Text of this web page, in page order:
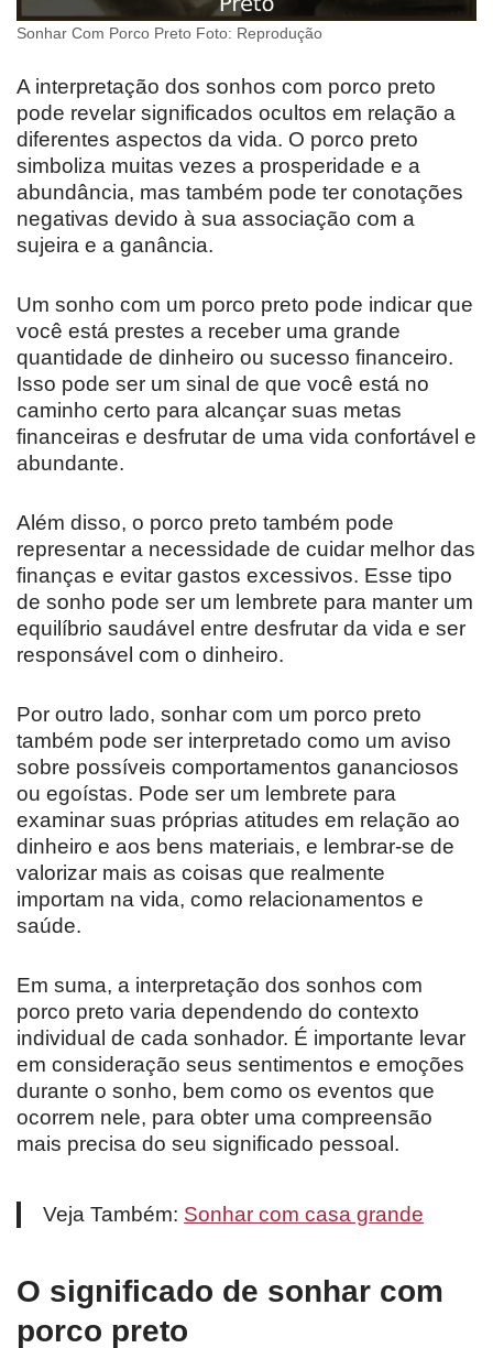
Sonhar Com Porco Preto Foto: Reprodução
A interpretação dos sonhos com porco preto
pode revelar significados ocultos em relação a
diferentes aspectos da vida. O porco preto
simboliza muitas vezes a prosperidade e a
abundância, mas também pode ter conotações
negativas devido à sua associação com a
sujeira e a ganância.
Um sonho com um porco preto pode indicar que
você está prestes a receber uma grande
quantidade de dinheiro ou sucesso financeiro.
Isso pode ser um sinal de que você está no
caminho certo para alcançar suas metas
financeiras e desfrutar de uma vida confortável e
abundante.
Além disso, o porco preto também pode
representar a necessidade de cuidar melhor das
finanças e evitar gastos excessivos. Esse tipo
de sonho pode ser um lembrete para manter um
equilíbrio saudável entre desfrutar da vida e ser
responsável com o dinheiro.
Por outro lado, sonhar com um porco preto
também pode ser interpretado como um aviso
sobre possíveis comportamentos gananciosos
ou egoístas. Pode ser um lembrete para
examinar suas próprias atitudes em relação ao
dinheiro e aos bens materiais, e lembrar-se de
valorizar mais as coisas que realmente
importam na vida, como relacionamentos e
saúde.
Em suma, a interpretação dos sonhos com
porco preto varia dependendo do contexto
individual de cada sonhador. É importante levar
em consideração seus sentimentos e emoções
durante o sonho, bem como os eventos que
ocorrem nele, para obter uma compreensão
mais precisa do seu significado pessoal.
Veja Também: Sonhar com casa grande
O significado de sonhar com
porco preto